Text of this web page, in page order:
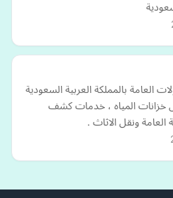
بالمملكة العربية السعودية
خزانات المياه ، خدمات كشف
ونقل الاثاث .